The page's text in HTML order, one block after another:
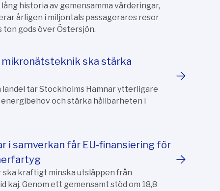
historia av gemensamma värderingar,
årligen i miljontals passagerares resor
gods över Östersjön.
ska stärka
tar Stockholms Hamnar ytterligare
och stärka hållbarheten i
i samverkan får EU-finansiering för
ska kraftigt minska utsläppen från
kaj. Genom ett gemensamt stöd om 18,8